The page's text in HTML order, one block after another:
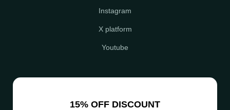
Instagram
X platform
Youtube
15% OFF DISCOUNT